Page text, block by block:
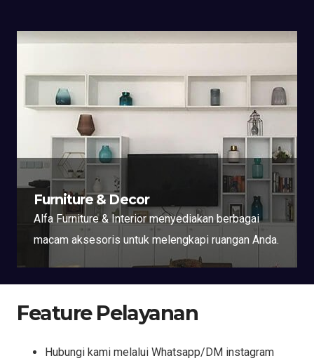
Furniture & Decor
Alfa Furniture & Interior menyediakan berbagai
macam aksesoris untuk melengkapi ruangan Anda.
Feature Pelayanan
Hubungi kami melalui Whatsapp/DM instagram